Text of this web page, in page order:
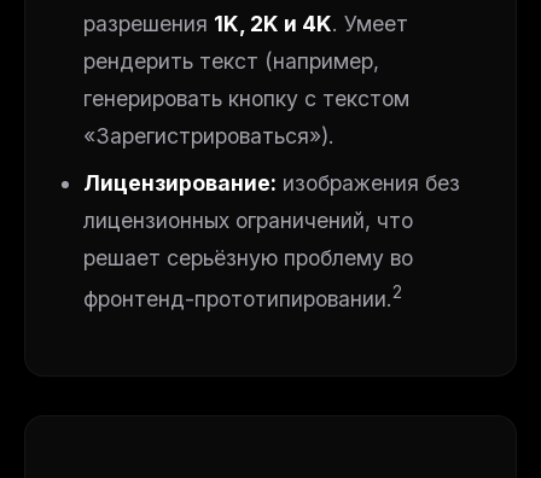
разрешения 1K, 2K и 4K. Умеет
рендерить текст (например,
генерировать кнопку с текстом
«Зарегистрироваться»).
Лицензирование: изображения без
лицензионных ограничений, что
решает серьёзную проблему во
фронтенд-прототипировании.2